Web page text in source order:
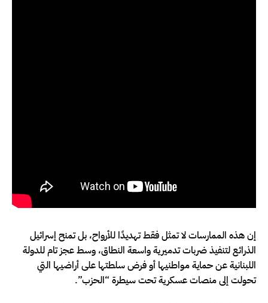
إن هذه الممارسات لا تمثل فقط تهديدًا للأرواح، بل تمنح إسرائيل
الذرائع لتنفيذ ضربات تدميرية واسعة النطاق، وسط عجز تام للدولة
اللبنانية عن حماية مواطنيها أو فرض سلطتها على أراضيها التي
تحولت إلى منصات عسكرية تحت سيطرة “الحزب”.